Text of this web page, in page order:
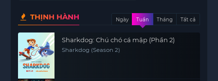
THỊNH HÀNH Ngày Tuần Tháng Tất cả
Sharkdog: Chú chó cá mập (Phần 2)
Sharkdog (Season 2)